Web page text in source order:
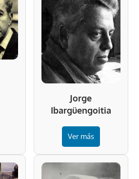
Jorge
Ibargüengoitia
Ver más